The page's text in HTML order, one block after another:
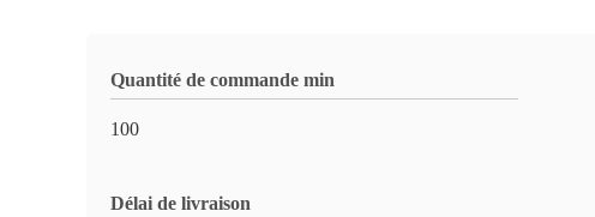
Quantité de commande min
100
Délai de livraison